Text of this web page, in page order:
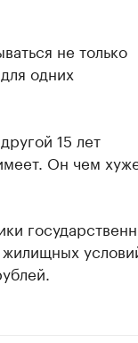
не только
одних
15 лет
Он чем